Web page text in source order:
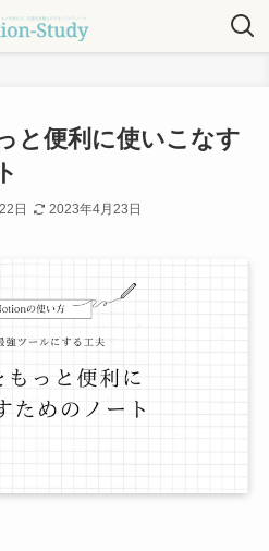
と便利に使いこなす
日 2023年4月23日